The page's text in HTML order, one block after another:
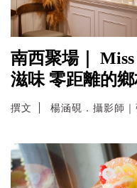
南西聚場｜
滋味 零距離的
撰文 楊涵硯．攝影師｜